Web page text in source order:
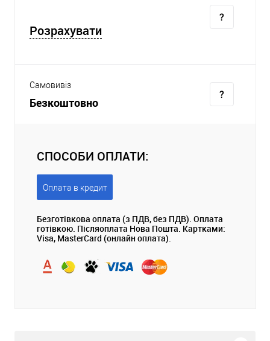
Розрахувати
Самовивіз
Безкоштовно
СПОСОБИ ОПЛАТИ:
Оплата в кредит
Безготівкова оплата (з ПДВ, без ПДВ). Оплата
готівкою. Післяоплата Нова Пошта. Картками:
Visa, MasterCard (онлайн оплата).